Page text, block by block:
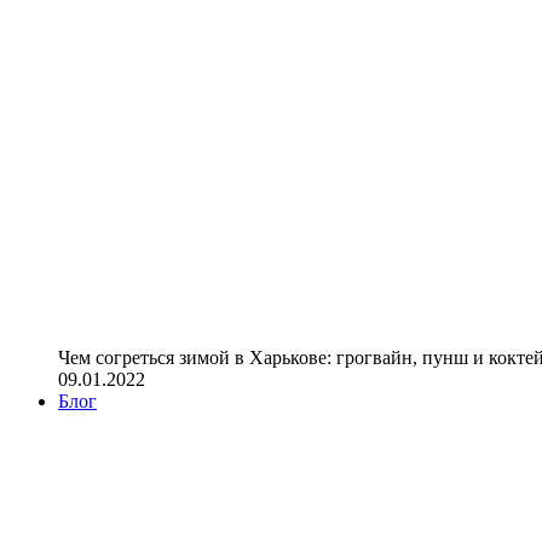
Чем согреться зимой в Харькове: грогвайн, пунш и
09.01.2022
Блог